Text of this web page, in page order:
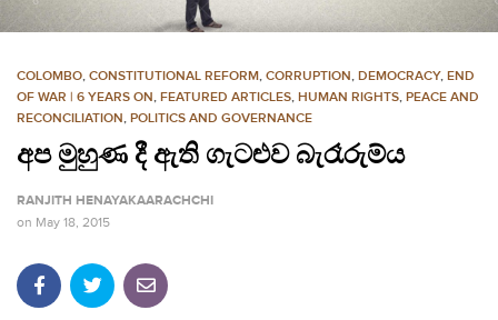
e
COLOMBO, CONSTITUTIONAL REFORM, CORRUPTION, DEMOCRACY, END
OF WAR | 6 YEARS ON, FEATURED ARTICLES, HUMAN RIGHTS, PEACE AND
RECONCILIATION, POLITICS AND GOVERNANCE
අප මුහුණ දී ඇති ගැටළුව බැරෑරුම්ය
RANJITH HENAYAKAARACHCHI
on May 18, 2015